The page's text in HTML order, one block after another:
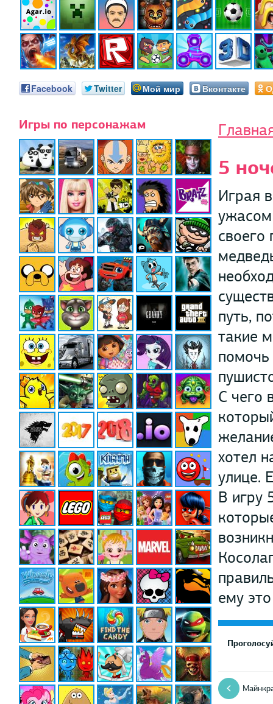
Facebook Twitter Мой мир Вконтакте
Игры по персонажам
5
Играя
ужасом
своего
путь,
такие
С чего
хотел
улице.
В игру
ему